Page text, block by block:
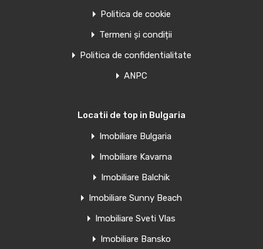
Suprafață
Penthouse de vanzare in Torrevieja,
Suprafață
Politica de cookie
Termeni și condiții
Politica de confidentialitate
ANPC
Locatii de top in Bulgaria
Imobiliare Bulgaria
Imobiliare Kavarna
Imobiliare Balchik
Imobiliare Sunny Beach
Imobiliare Sveti Vlas
Imobiliare Bansko